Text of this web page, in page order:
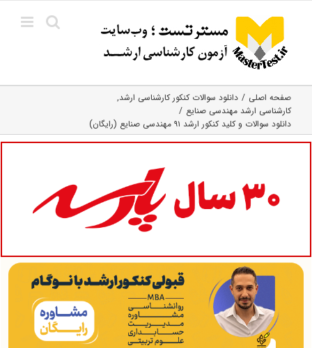
content
صفحه اصلی
دانلود سوالات کنکور کارشناسی ارشد
کارشناسی ارشد مهندسی صنایع
دانلود سوالات و کلید کنکور ارشد ۹۱ مهندسی صنایع (رایگان)